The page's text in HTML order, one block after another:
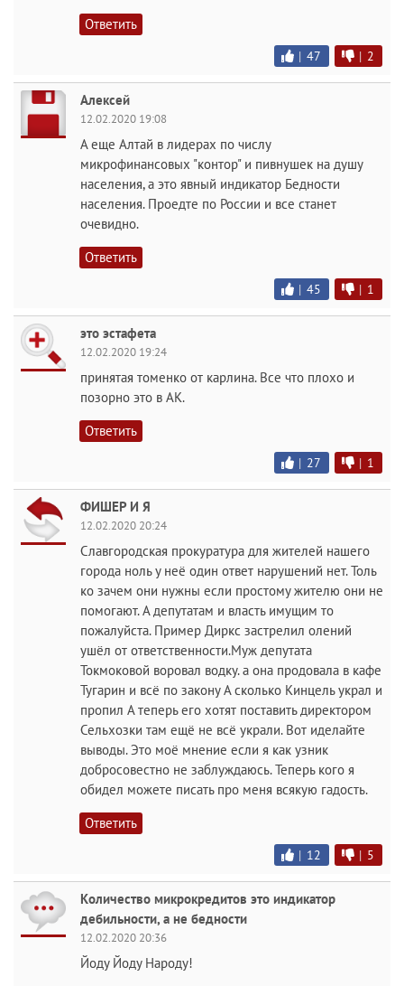
Ответить
| 47 | 2
Алексей
12.02.2020 19:08
А еще Алтай в лидерах по числу
микрофинансовых "контор" и пивнушек на душу
населения, а это явный индикатор Бедности
населения. Проедте по России и все станет
очевидно.
Ответить
| 45 | 1
это эстафета
12.02.2020 19:24
принятая томенко от карлина. Все что плохо и
позорно это в АК.
Ответить
| 27 | 1
ФИШЕР И Я
12.02.2020 20:24
Славгородская прокуратура для жителей нашего
города ноль у неё один ответ нарушений нет. Толь
ко зачем они нужны если простому жителю они не
помогают. А депутатам и власть имущим то
пожалуйста. Пример Диркс застрелил олений
ушёл от ответственности.Муж депутата
Токмоковой воровал водку. а она продовала в кафе
Тугарин и всё по закону А сколько Кинцель украл и
пропил А теперь его хотят поставить директором
Сельхозки там ещё не всё украли. Вот иделайте
выводы. Это моё мнение если я как узник
добросовестно не заблуждаюсь. Теперь кого я
обидел можете писать про меня всякую гадость.
Ответить
| 12 | 5
Количество микрокредитов это индикатор
дебильности, а не бедности
12.02.2020 20:36
Йоду Йоду Народу!